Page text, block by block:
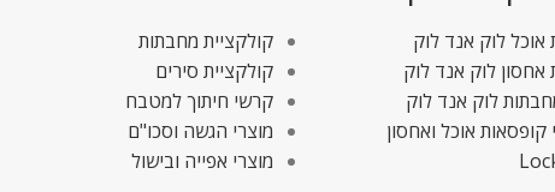
אוכל לוק אנד לוק
אחסון לוק אנד לוק
לוק אנד לוק
קופסאות אוכל ואחסון
קולקציית מחבתות
קולקציית סירים
קרשי חיתוך למטבח
מוצרי הגשה וסכו"ם
מוצרי אפייה ובישול